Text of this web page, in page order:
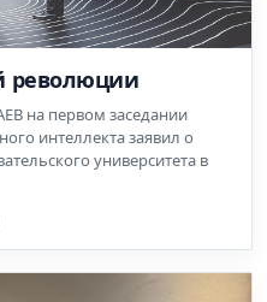
революции
на первом заседании
интеллекта заявил о
университета в